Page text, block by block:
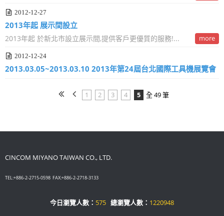
2012-12-27
2013年起 展示間設立
2013年起 於新北市設立展示間,提供客戶更優質的服務!... more
2012-12-24
2013.03.05~2013.03.10 2013年第24屆台北國際工具機展覽會
1 2 3 4 5 全 49 筆
CINCOM MIYANO TAIWAN CO., LTD.
TEL:+886-2-2715-0598 FAX:+886-2-2718-3133
今日瀏覽人數： 575 總瀏覽人數： 1220948